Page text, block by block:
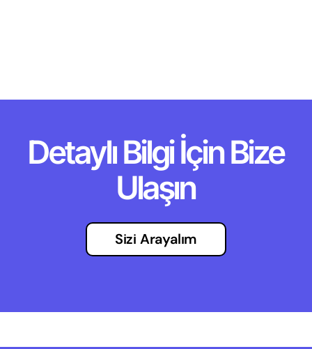
Detaylı Bilgi İçin Bize
Ulaşın
Sizi Arayalım